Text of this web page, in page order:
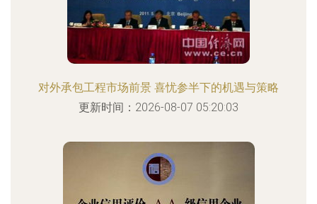
对外承包工程市场前景 喜忧参半下的机遇与策略
更新时间：2026-08-07 05:20:03